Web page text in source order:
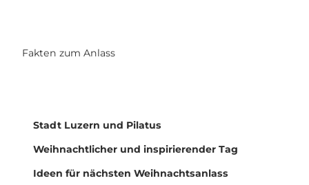
Fakten zum Anlass
Stadt Luzern und Pilatus
Weihnachtlicher und inspirierender Tag
Ideen für nächsten Weihnachtsanlass